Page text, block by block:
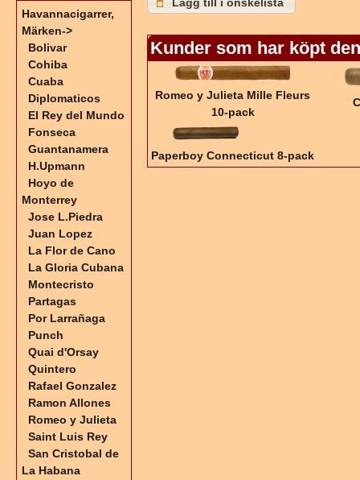
Kunder som har köpt
Romeo y Julieta Mille Fleurs
10-pack
Paperboy Connecticut 8-pack
Havannacigarrer,
Märken->
Bolivar
Cohiba
Cuaba
Diplomaticos
El Rey del Mundo
Fonseca
Guantanamera
H.Upmann
Hoyo de
Monterrey
Jose L.Piedra
Juan Lopez
La Flor de Cano
La Gloria Cubana
Montecristo
Partagas
Por Larrañaga
Punch
Quai d'Orsay
Quintero
Rafael Gonzalez
Ramon Allones
Romeo y Julieta
Saint Luis Rey
San Cristobal de
La Habana